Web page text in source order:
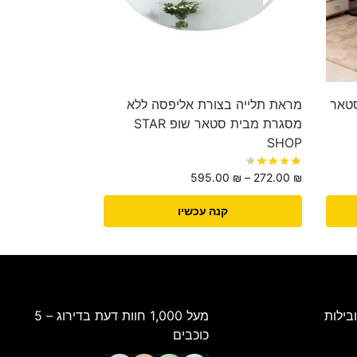
מראת תלייה בצורת אליפסה ללא
מסגרת מבית סטאר שופ STAR
SHOP
272.00 ₪
–
595.00 ₪
קנה עכשיו
מעל 1,000 חוות דעת בדירוג – 5
כוכבים